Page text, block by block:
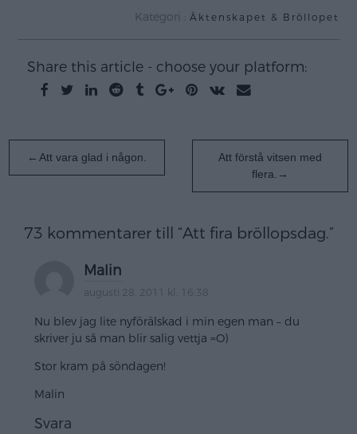
Kategori : Äktenskapet & Bröllopet
Share this article - choose your platform:
Inläggsnavigering
Att vara glad i någon.
Att förstå vitsen med
flera.
73 kommentarer till “Att fira bröllopsdag.”
Malin
augusti 28, 2011 kl. 16:38
Nu blev jag lite nyförälskad i min egen man – du
skriver ju så man blir salig vettja =O)
Stor kram på söndagen!
Malin
Svara